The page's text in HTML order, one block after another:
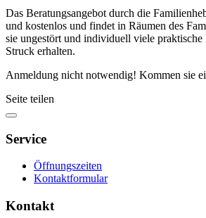
Das Beratungsangebot durch die
und kostenlos und findet in Räumen des
sie ungestört und individuell viele praktische
Struck erhalten.
Anmeldung nicht notwendig! Kommen sie
Seite teilen
Service
Öffnungszeiten
Kontaktformular
Kontakt